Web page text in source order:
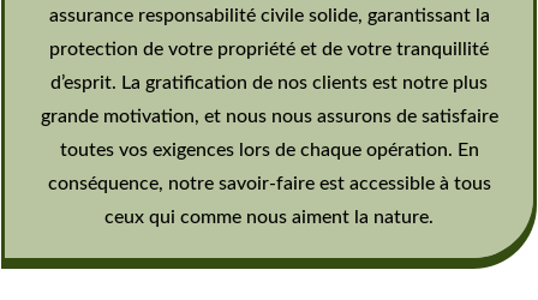
assurance responsabilité civile solide, garantissant la
protection de votre propriété et de votre tranquillité
d’esprit. La gratification de nos clients est notre plus
grande motivation, et nous nous assurons de satisfaire
toutes vos exigences lors de chaque opération. En
conséquence, notre savoir-faire est accessible à tous
ceux qui comme nous aiment la nature.